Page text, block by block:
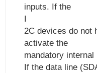
inputs. If the
I
2C devices do not
activate the
mandatory
If the data line